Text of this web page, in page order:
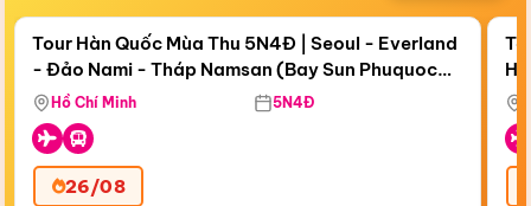
Còn19 ngày 11:47:39
Tour Hàn Quốc Mùa Thu 5N4Đ | Seoul - Everland
- Đảo Nami - Tháp Namsan (Bay Sun Phuquoc
Airways)
Hồ Chí Minh 5N4Đ
26/08